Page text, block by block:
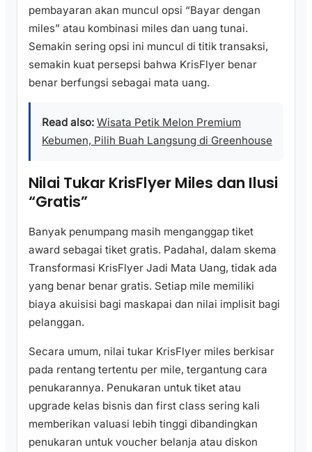
pembayaran akan muncul opsi “Bayar dengan
miles” atau kombinasi miles dan uang tunai.
Semakin sering opsi ini muncul di titik transaksi,
semakin kuat persepsi bahwa KrisFlyer benar
benar berfungsi sebagai mata uang.
Read also: Wisata Petik Melon Premium
Kebumen, Pilih Buah Langsung di Greenhouse
Nilai Tukar KrisFlyer Miles dan Ilusi
“Gratis”
Banyak penumpang masih menganggap tiket
award sebagai tiket gratis. Padahal, dalam skema
Transformasi KrisFlyer Jadi Mata Uang, tidak ada
yang benar benar gratis. Setiap mile memiliki
biaya akuisisi bagi maskapai dan nilai implisit bagi
pelanggan.
Secara umum, nilai tukar KrisFlyer miles berkisar
pada rentang tertentu per mile, tergantung cara
penukarannya. Penukaran untuk tiket atau
upgrade kelas bisnis dan first class sering kali
memberikan valuasi lebih tinggi dibandingkan
penukaran untuk voucher belanja atau diskon